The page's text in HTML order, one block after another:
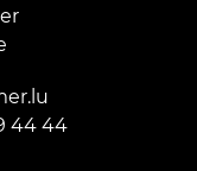
44 44